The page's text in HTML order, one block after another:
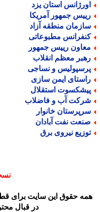
استان یزد
جمهور آمریکا
منطقه آزاد
مطبوعاتی
رییس جمهور
معظم انقلاب
و نساجی
ایمن سازی
استقلال
آب و فاضلاب
خانوار
نفت آبادان
نیروی برق
نسخه
حقوق این سایت برای
در قبال